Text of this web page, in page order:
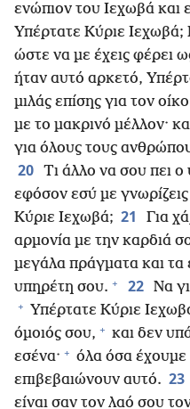
ενώπιον του Ιεχωβά και
Υπέρτατε Κύριε Ιεχωβά;
ώστε να με έχεις φέρει
ήταν αυτό αρκετό,
μιλάς επίσης για τον
με το μακρινό μέλλον·
για όλους τους
20 Τι άλλο να σου πει
εφόσον εσύ με
Κύριε Ιεχωβά; 21
Για
αρμονία με την καρδιά
μεγάλα πράγματα και τα
υπηρέτη σου. + 22 Να
+ Υπέρτατε Κύριε
όμοιός σου, + και δεν
εσένα· + όλα όσα έχουμε
επιβεβαιώνουν αυτό. 23
είναι σαν τον λαό σου